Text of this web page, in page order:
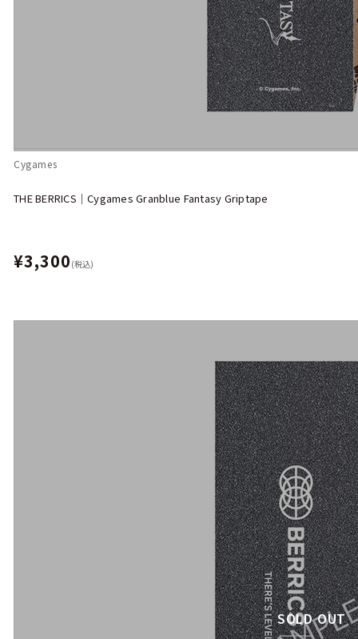
Cygames
THE BERRICS｜Cygames Granblue Fantasy Griptape
¥3,300 (税込)
SOLD OUT